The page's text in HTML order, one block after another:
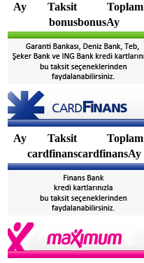
Ay Taksit
Toplam
bonusbonusAy
Ay Taksit
Toplam
cardfinanscardfinansAy